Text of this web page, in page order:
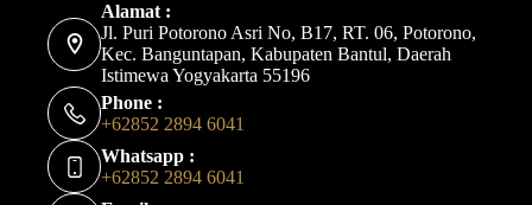
Alamat :
Jl. Puri Potorono Asri No, B17, RT. 06, Potorono,
Kec. Banguntapan, Kabupaten Bantul, Daerah
Istimewa Yogyakarta 55196
Phone :
+62852 2894 6041
Whatsapp :
+62852 2894 6041